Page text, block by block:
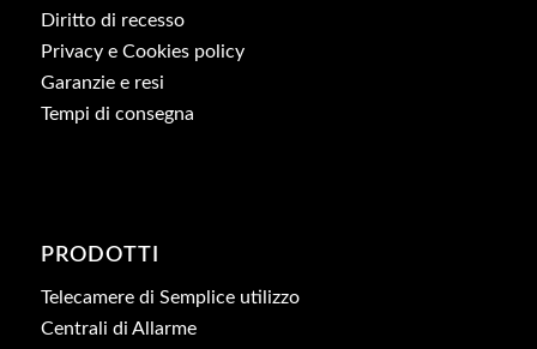
Diritto di recesso
Privacy e Cookies policy
Garanzie e resi
Tempi di consegna
PRODOTTI
Telecamere di Semplice utilizzo
Centrali di Allarme